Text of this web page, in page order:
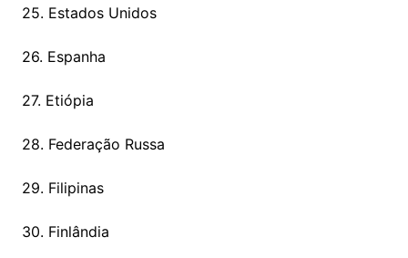
25. Estados Unidos
26. Espanha
27. Etiópia
28. Federação Russa
29. Filipinas
30. Finlândia